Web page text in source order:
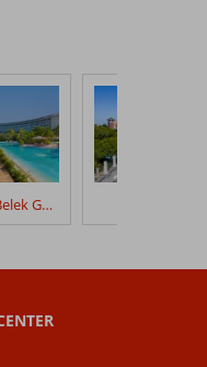
Maxx Royal Belek Golf Resort